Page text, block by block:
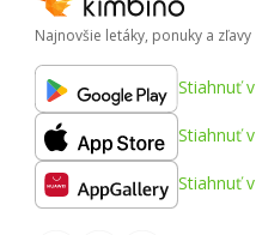
Najnovšie letáky, ponuky a zľavy
Stiahnuť v
Stiahnuť v
Stiahnuť v